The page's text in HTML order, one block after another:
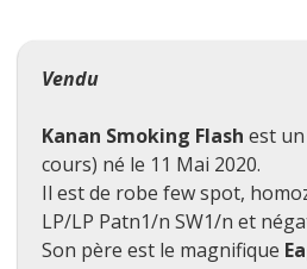
Vendu
Kanan Smoking Flash est
cours) né le 11 Mai 2020.
Il est de robe few spot,
LP/LP Patn1/n SW1/n et
Son père est le magnifique